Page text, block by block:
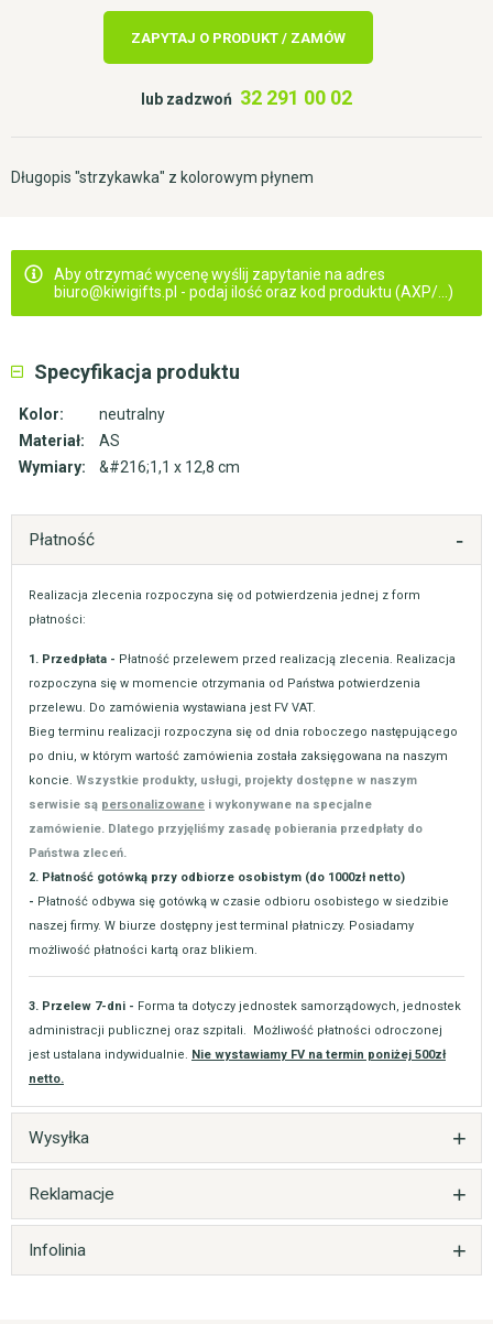
ZAPYTAJ O PRODUKT / ZAMÓW
lub zadzwoń 32 291 00 02
Długopis "strzykawka" z kolorowym płynem
Aby otrzymać wycenę wyślij zapytanie na adres
biuro@kiwigifts.pl - podaj ilość oraz kod produktu (AXP/...)
Specyfikacja produktu
Kolor:
neutralny
Materiał:
AS
Wymiary:
&#216;1,1 x 12,8 cm
Płatność
Realizacja zlecenia rozpoczyna się od potwierdzenia jednej z form
płatności:
1. Przedpłata - Płatność przelewem przed realizacją zlecenia. Realizacja
rozpoczyna się w momencie otrzymania od Państwa potwierdzenia
przelewu. Do zamówienia wystawiana jest FV VAT.
Bieg terminu realizacji rozpoczyna się od dnia roboczego następującego
po dniu, w którym wartość zamówienia została zaksięgowana na naszym
koncie. Wszystkie produkty, usługi, projekty dostępne w naszym
serwisie są personalizowane i wykonywane na specjalne
zamówienie. Dlatego przyjęliśmy zasadę pobierania przedpłaty do
Państwa zleceń.
2. Płatność gotówką przy odbiorze osobistym (do 1000zł netto)
- Płatność odbywa się gotówką w czasie odbioru osobistego w siedzibie
naszej firmy. W biurze dostępny jest terminal płatniczy. Posiadamy
możliwość płatności kartą oraz blikiem.
3. Przelew 7-dni - Forma ta dotyczy jednostek samorządowych, jednostek
administracji publicznej oraz szpitali. Możliwość płatności odroczonej
jest ustalana indywidualnie. Nie wystawiamy FV na termin poniżej 500zł
netto.
Wysyłka
Reklamacje
Infolinia